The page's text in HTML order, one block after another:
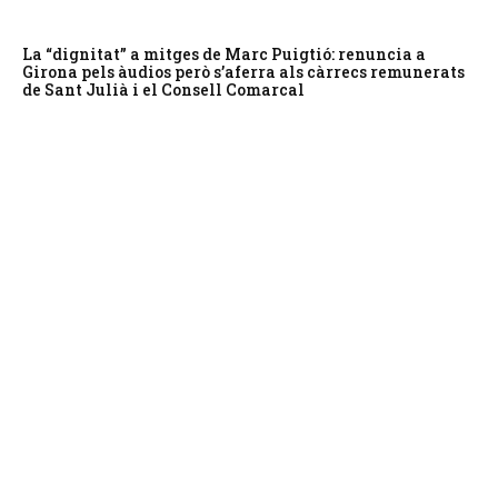
La “dignitat” a mitges de Marc Puigtió: renuncia a
Girona pels àudios però s’aferra als càrrecs remunerats
de Sant Julià i el Consell Comarcal